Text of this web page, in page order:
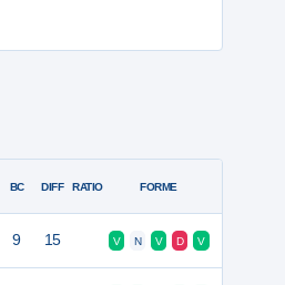
BC DIFF RATIO FORME
9 15 V N V D V